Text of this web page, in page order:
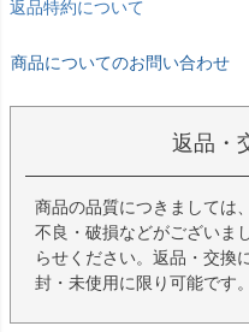
返品特約について
商品についてのお問い合わせ
返品・
商品の品質につきましては
不良・破損などがございま
らせください。返品・交換
封・未使用に限り可能です。